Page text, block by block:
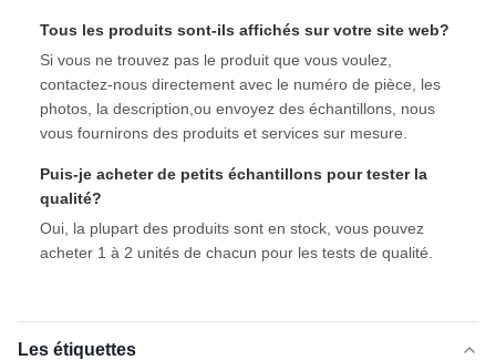
Tous les produits sont-ils affichés sur votre site web?
Si vous ne trouvez pas le produit que vous voulez,
contactez-nous directement avec le numéro de pièce, les
photos, la description,ou envoyez des échantillons, nous
vous fournirons des produits et services sur mesure.
Puis-je acheter de petits échantillons pour tester la
qualité?
Oui, la plupart des produits sont en stock, vous pouvez
acheter 1 à 2 unités de chacun pour les tests de qualité.
Les étiquettes